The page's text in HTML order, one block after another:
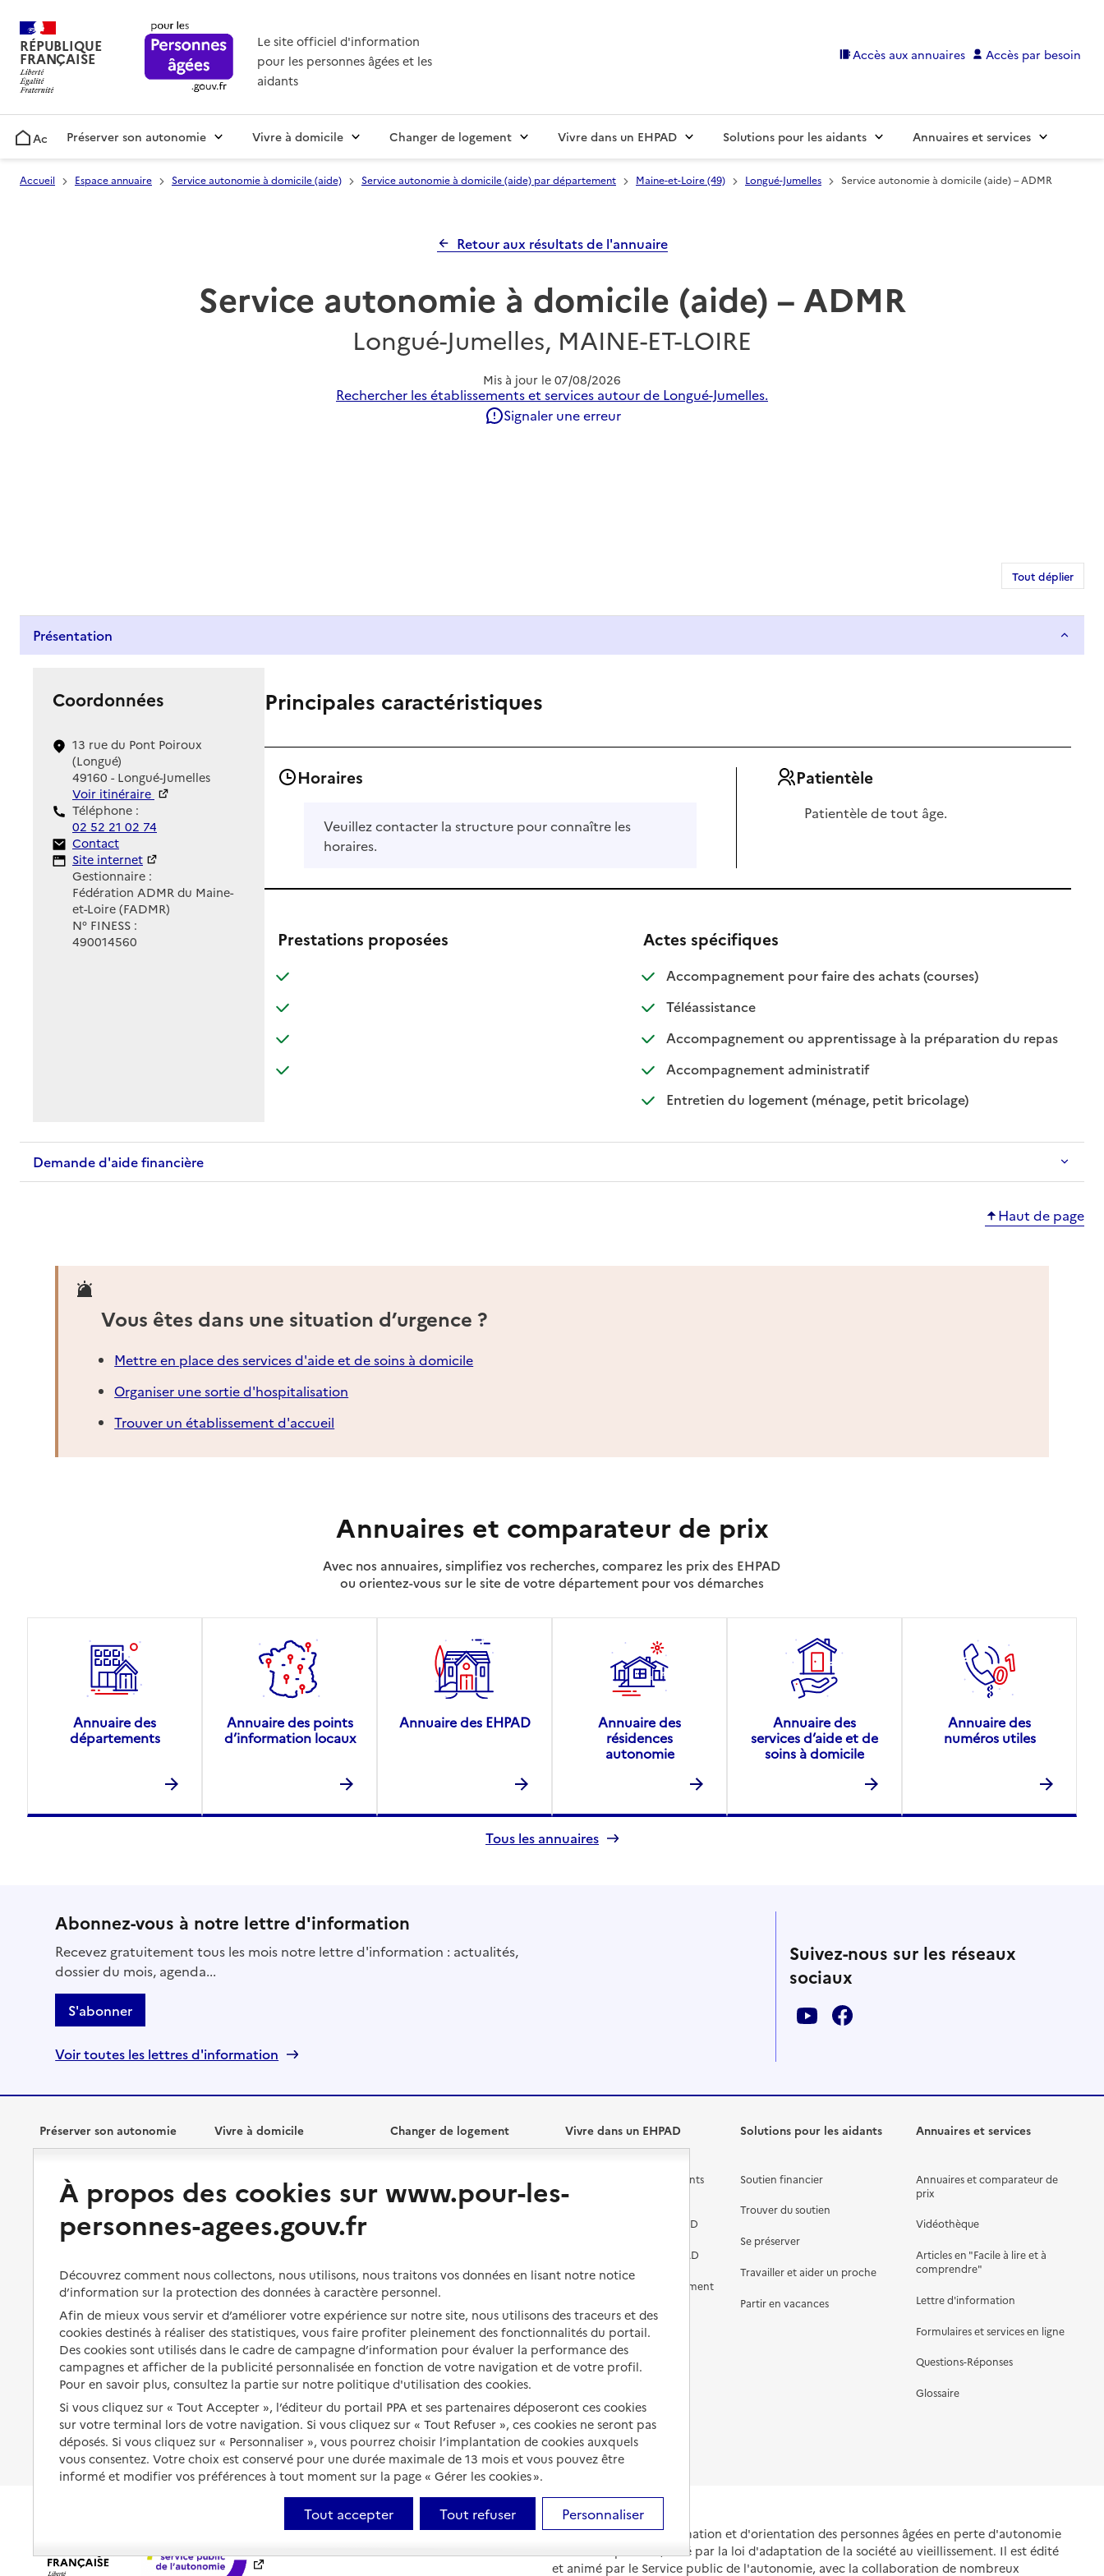
RÉPUBLIQUE
FRANÇAISE
Le site officiel d'information
pour les personnes âgées et les
aidants
Accès aux annuaires Accès par besoin
AccueilPréserver son autonomie Vivre à domicile Changer de logement Vivre dans un EHPAD Solutions pour les aidants Annuaires et services
Accueil Espace annuaire Service autonomie à domicile (aide) Service autonomie à domicile (aide) par département Maine-et-Loire (49) Longué-Jumelles Service autonomie à domicile (aide) – ADMR
Retour aux résultats de l'annuaire
Service autonomie à domicile (aide) – ADMR
Longué-Jumelles, MAINE-ET-LOIRE
Mis à jour le 07/08/2026
Rechercher les établissements et services autour de Longué-Jumelles.
Signaler une erreur
Tout déplier
Présentation
Coordonnées
13 rue du Pont Poiroux
(Longué)
49160 - Longué-Jumelles
Voir itinéraire
Téléphone :
02 52 21 02 74
Contact
Contact
Site Internet
Site internet
Gestionnaire :
Fédération ADMR du Maine-
et-Loire (FADMR)
N° FINESS :
490014560
Principales caractéristiques
Horaires
Veuillez contacter la structure pour connaître les
horaires.
Patientèle
Patientèle de tout âge.
Prestations proposées
: disponible
: non disponible
: disponible
: non disponible
: disponible
: non disponible
: disponible
: non disponible
Actes spécifiques
Accompagnement pour faire des achats (courses): disponible
: non disponible
Téléassistance: disponible
: non disponible
Accompagnement ou apprentissage à la préparation du repas
:
: non
Accompagnement administratif: disponible
: non disponible
Entretien du logement (ménage, petit bricolage): disponible
: non disponible
Demande d'aide financière
Haut de page
Vous êtes dans une situation d’urgence ?
Mettre en place des services d'aide et de soins à domicile
Organiser une sortie d'hospitalisation
Trouver un établissement d'accueil
Annuaires et comparateur de prix
Avec nos annuaires, simplifiez vos recherches, comparez les prix des EHPAD
ou orientez-vous sur le site de votre département pour vos démarches
Annuaire des
départements
Annuaire des points
d’information locaux
Annuaire des EHPAD
Annuaire des
résidences
autonomie
Annuaire des
services d’aide et de
soins à domicile
Annuaire des
numéros utiles
Tous les annuaires
Abonnez-vous à notre lettre d'information
Recevez gratuitement tous les mois notre lettre d'information : actualités,
dossier du mois, agenda...
S'abonner
Voir toutes les lettres d'information
Suivez-nous sur les réseaux
sociaux
Préserver son autonomie
Perte d'autonomie : évaluation
et droits
Aménager son logement et
s'équiper
Préserver son autonomie et sa
santé
Organiser à l'avance sa propre
protection
Les mesures de protection
Les obligations de la famille
À qui s’adresser ?
Les politiques du grand âge
Vivre à domicile
Aides financières
Solutions d'accueil temporaire
Vivre à domicile avec une
maladie ou un handicap
Être hospitalisé
Fin de vie à domicile
Changer de logement
Vivre dans une résidence avec
Vivre en accueil familial
Autres solutions de logement
Vivre dans un EHPAD
Les différents établissements
médicalisés
Préparer l'entrée en EHPAD
Aides financières en EHPAD
Prévention, accompagnement
Comprendre les prix en
EHPAD
Droits en EHPAD
Fin de vie en EHPAD
Solutions pour les aidants
Soutien financier
Trouver du soutien
Se préserver
Travailler et aider un proche
Partir en vacances
Annuaires et services
Annuaires et comparateur de
prix
Vidéothèque
Articles en "Facile à lire et à
comprendre"
Lettre d'information
Formulaires et services en ligne
Questions-Réponses
Glossaire
Portail national d'information et d'orientation des personnes âgées en perte d'autonomie
et de leurs proches, créé par la loi d'adaptation de la société au vieillissement. Il est édité
et animé par le Service public de l'autonomie, avec la collaboration de nombreux
À propos des cookies sur www.pour-les-
personnes-agees.gouv.fr
Découvrez comment nous collectons, nous utilisons, nous traitons vos données en lisant notre notice
d’information sur la protection des données à caractère personnel.
Afin de mieux vous servir et d’améliorer votre expérience sur notre site, nous utilisons des traceurs et des
cookies destinés à réaliser des statistiques, vous faire profiter pleinement des fonctionnalités du portail.
Des cookies sont utilisés dans le cadre de campagne d’information pour évaluer la performance des
campagnes et afficher de la publicité personnalisée en fonction de votre navigation et de votre profil.
Pour en savoir plus, consultez la partie sur notre politique d'utilisation des cookies.
Si vous cliquez sur « Tout Accepter », l’éditeur du portail PPA et ses partenaires déposeront ces cookies
sur votre terminal lors de votre navigation. Si vous cliquez sur « Tout Refuser », ces cookies ne seront pas
déposés. Si vous cliquez sur « Personnaliser », vous pourrez choisir l’implantation de cookies auxquels
vous consentez. Votre choix est conservé pour une durée maximale de 13 mois et vous pouvez être
informé et modifier vos préférences à tout moment sur la page « Gérer les cookies ».
Tout accepter Tout refuser Personnaliser